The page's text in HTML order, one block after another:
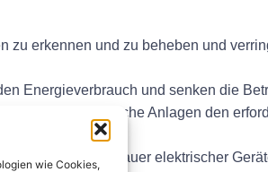
wie Cookies,
zu erkennen und zu beheben und
Energieverbrauch und senken die
dass elektrische Anlagen den
die Lebensdauer elektrischer